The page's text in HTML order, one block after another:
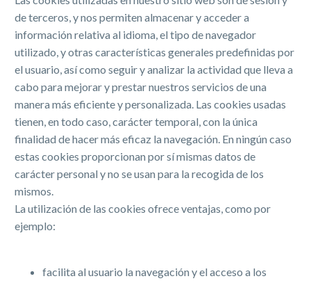
de terceros, y nos permiten almacenar y acceder a
información relativa al idioma, el tipo de navegador
utilizado, y otras características generales predefinidas por
el usuario, así como seguir y analizar la actividad que lleva a
cabo para mejorar y prestar nuestros servicios de una
manera más eficiente y personalizada. Las cookies usadas
tienen, en todo caso, carácter temporal, con la única
finalidad de hacer más eficaz la navegación. En ningún caso
estas cookies proporcionan por sí mismas datos de
carácter personal y no se usan para la recogida de los
mismos.
La utilización de las cookies ofrece ventajas, como por
ejemplo:
facilita al usuario la navegación y el acceso a los